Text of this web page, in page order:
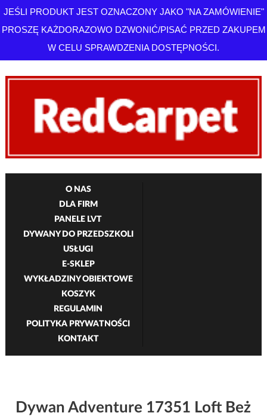
JEŚLI PRODUKT JEST OZNACZONY JAKO "NA ZAMÓWIENIE"
PROSZĘ KAŻDORAZOWO DZWONIĆ/PISAĆ PRZED ZAKUPEM
W CELU SPRAWDZENIA DOSTĘPNOŚCI.
O NAS
DLA FIRM
PANELE LVT
DYWANY DO PRZEDSZKOLI
USŁUGI
E-SKLEP
WYKŁADZINY OBIEKTOWE
KOSZYK
REGULAMIN
POLITYKA PRYWATNOŚCI
KONTAKT
Dywan Adventure 17351 Loft Beż